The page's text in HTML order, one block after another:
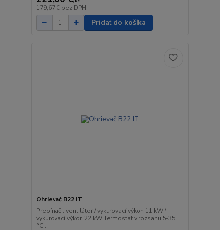
179,67 € bez DPH
Pridať do košíka
Ohrievač B22 IT
Prepínač : ventilátor / vykurovací výkon 11 kW /
vykurovací výkon 22 kW Termostat v rozsahu 5-35
°C...